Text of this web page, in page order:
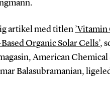
artikel med titlen ’Vitamin
Organic Solar Cells’,
American Chemical
Balasubramanian,